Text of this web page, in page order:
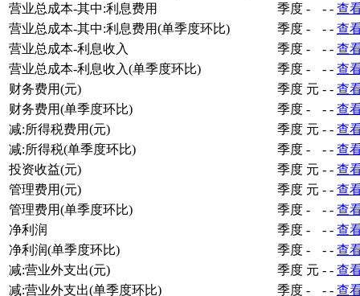
营业总成本-其中:利息费用
季度 - - - 查
营业总成本-其中:利息费用(单季度环比)
季度 - - - 查
营业总成本-利息收入
季度 - - - 查
营业总成本-利息收入(单季度环比)
季度 - - - 查
财务费用(元)
季度 元 - - 查
财务费用(单季度环比)
季度 - - - 查
减:所得税费用(元)
季度 元 - - 查
减:所得税(单季度环比)
季度 - - - 查
投资收益(元)
季度 元 - - 查
管理费用(元)
季度 元 - - 查
管理费用(单季度环比)
季度 - - - 查
净利润
季度 - - - 查
净利润(单季度环比)
季度 - - - 查
减:营业外支出(元)
季度 元 - - 查
减:营业外支出(单季度环比)
季度 - - - 查